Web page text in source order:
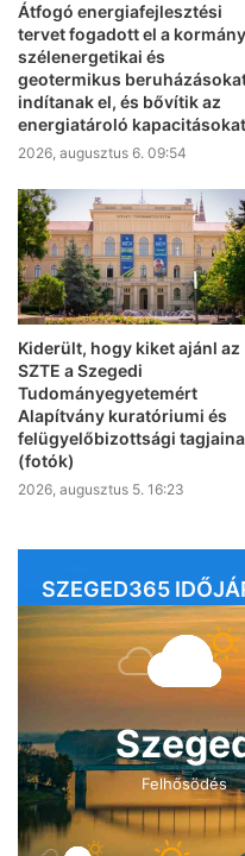
Átfogó energiafejlesztési
tervet fogadott el a
szélenergetikai és
geotermikus
indítanak el, és bővítik az
energiatároló kapacitásokat
2026, augusztus 6. 09:54
Kiderült, hogy kiket ajánl az
SZTE a Szegedi
Tudományegyetemért
Alapítvány kuratóriumi és
felügyelőbizottsági
(fotók)
2026, augusztus 5. 16:23
SZEGED365
Felhősödés